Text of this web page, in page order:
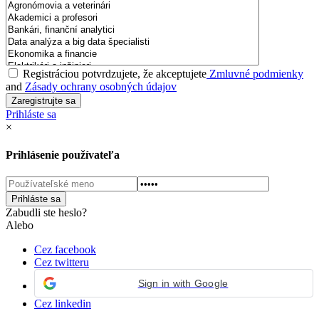
Registráciou potvrdzujete, že akceptujete Zmluvné podmienky
and Zásady ochrany osobných údajov
Prihláste sa
×
Prihlásenie používateľa
Zabudli ste heslo?
Alebo
Cez facebook
Cez twitteru
Sign in with Google
Cez linkedin